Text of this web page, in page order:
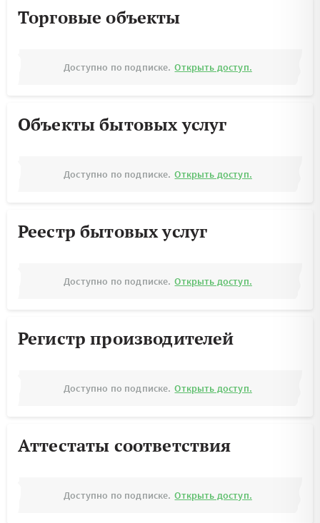
Торговые объекты
Доступно по подписке. Открыть доступ.
Объекты бытовых услуг
Доступно по подписке. Открыть доступ.
Реестр бытовых услуг
Доступно по подписке. Открыть доступ.
Регистр производителей
Доступно по подписке. Открыть доступ.
Аттестаты соответствия
Доступно по подписке. Открыть доступ.